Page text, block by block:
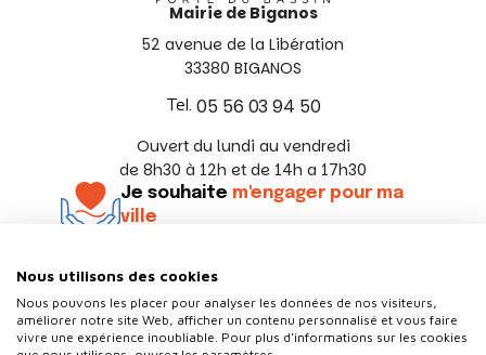
Mairie de Biganos
52 avenue de la Libération
33380 BIGANOS
Tel. 05 56 03 94 50
Ouvert du lundi au vendredi
de 8h30 à 12h et de 14h a 17h30
Je souhaite m'engager pour ma
ville
Suivez-nous
Nous utilisons des cookies
Nous pouvons les placer pour analyser les données de nos visiteurs,
améliorer notre site Web, afficher un contenu personnalisé et vous faire
vivre une expérience inoubliable. Pour plus d'informations sur les cookies